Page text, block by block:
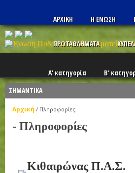
ΑΡΧΙΚΗ Η ΕΝΩΣΗ
ΠΡΩΤΑΘΛΗΜΑΤΑ
Α' κατηγορία Β'
ΣΗΜΑΝΤΙΚΑ
Αρχική / Πληροφορίες
- Πληροφορίες
Κιθαιρώνας Π.Α.Σ.